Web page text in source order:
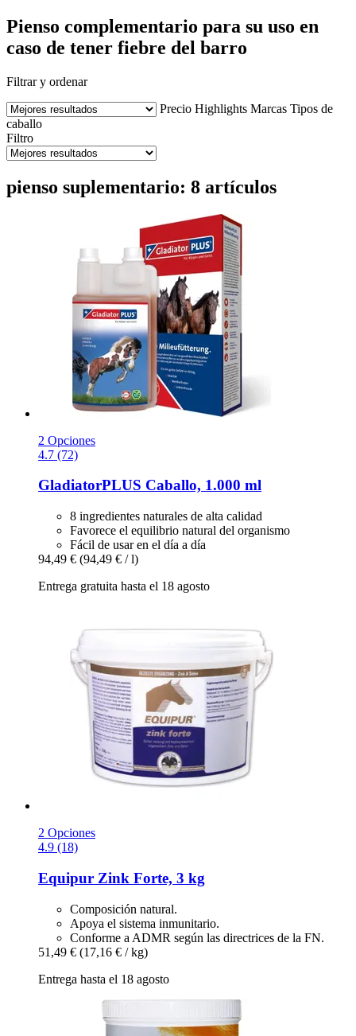
Pienso complementario para su uso en
caso de tener fiebre del barro
Filtrar y ordenar
Precio Highlights Marcas Tipos de
caballo
Filtro
pienso suplementario: 8 artículos
2 Opciones
4.7 (72)
GladiatorPLUS Caballo, 1.000 ml
8 ingredientes naturales de alta calidad
Favorece el equilibrio natural del organismo
Fácil de usar en el día a día
94,49 € (94,49 € / l)
Entrega gratuita hasta el 18 agosto
2 Opciones
4.9 (18)
Equipur Zink Forte, 3 kg
Composición natural.
Apoya el sistema inmunitario.
Conforme a ADMR según las directrices de la FN.
51,49 € (17,16 € / kg)
Entrega hasta el 18 agosto